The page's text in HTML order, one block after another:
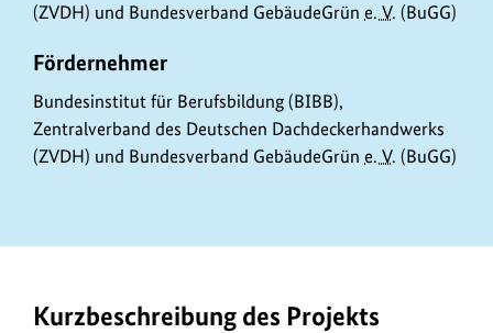
(ZVDH) und Bundesverband GebäudeGrün e. V. (BuGG)
Fördernehmer
Bundesinstitut für Berufsbildung (BIBB),
Zentralverband des Deutschen Dachdeckerhandwerks
(ZVDH) und Bundesverband GebäudeGrün e. V. (BuGG)
Kurzbeschreibung des Projekts